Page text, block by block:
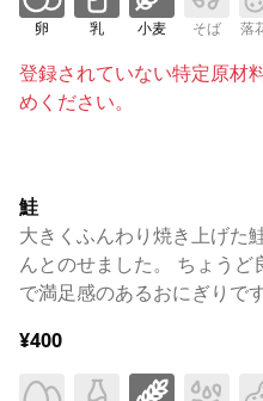
卵 乳 小麦 そば 落
登録されていない特定原材
めください。
鮭
大きくふんわり焼き上げた
んとのせました。 ちょうど
で満足感のあるおにぎりです
¥400